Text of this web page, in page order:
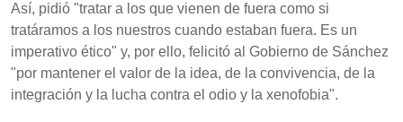
Así, pidió "tratar a los que vienen de fuera como si
tratáramos a los nuestros cuando estaban fuera. Es un
imperativo ético" y, por ello, felicitó al Gobierno de Sánchez
"por mantener el valor de la idea, de la convivencia, de la
integración y la lucha contra el odio y la xenofobia".